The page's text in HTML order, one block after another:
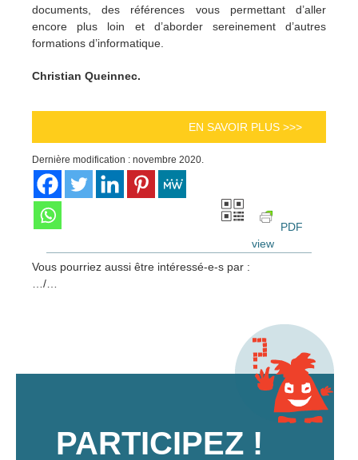
documents, des références vous permettant d’aller
encore plus loin et d’aborder sereinement d’autres
formations d’informatique.
Christian Queinnec.
EN SAVOIR PLUS >>>
Dernière modification : novembre 2020.
PDF
view
Vous pourriez aussi être intéressé-e-s par :
…/…
PARTICIPEZ !